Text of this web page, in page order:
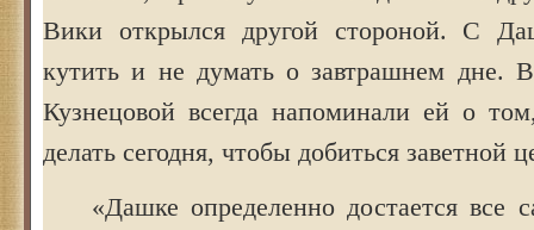
Вики открылся другой стороной. С
кутить и не думать о завтрашнем дне.
Кузнецовой всегда напоминали ей о
делать сегодня, чтобы добиться заветной
«Дашке определенно достается все